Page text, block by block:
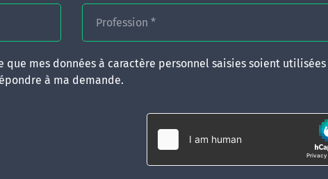
Profession *
mes données à caractère personnel saisies soient utilisées
à ma demande.
CONTACT